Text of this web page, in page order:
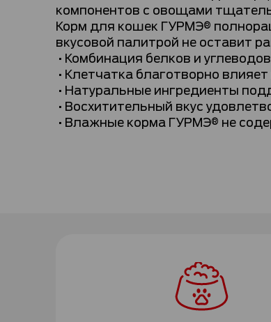
компонентов с овощами
Корм для кошек ГУРМЭ®
вкусовой палитрой не оставит
•Комбинация белков и
•Клетчатка благотворно
•Натуральные ингредиенты
•Восхитительный вкус
•Влажные корма ГУРМЭ® не